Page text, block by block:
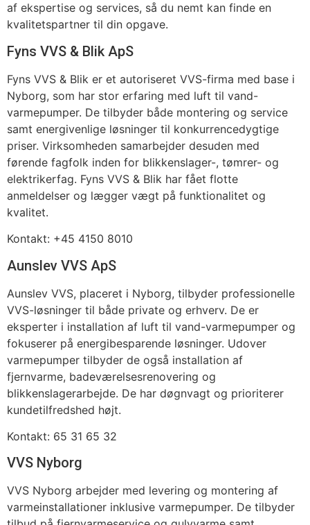
af ekspertise og services, så du nemt kan finde en
kvalitetspartner til din opgave.
Fyns VVS & Blik ApS
Fyns VVS & Blik er et autoriseret VVS-firma med base i
Nyborg, som har stor erfaring med luft til vand-
varmepumper. De tilbyder både montering og service
samt energivenlige løsninger til konkurrencedygtige
priser. Virksomheden samarbejder desuden med
førende fagfolk inden for blikkenslager-, tømrer- og
elektrikerfag. Fyns VVS & Blik har fået flotte
anmeldelser og lægger vægt på funktionalitet og
kvalitet.
Kontakt: +45 4150 8010
Aunslev VVS ApS
Aunslev VVS, placeret i Nyborg, tilbyder professionelle
VVS-løsninger til både private og erhverv. De er
eksperter i installation af luft til vand-varmepumper og
fokuserer på energibesparende løsninger. Udover
varmepumper tilbyder de også installation af
fjernvarme, badeværelsesrenovering og
blikkenslagerarbejde. De har døgnvagt og prioriterer
kundetilfredshed højt.
Kontakt: 65 31 65 32
VVS Nyborg
VVS Nyborg arbejder med levering og montering af
varmeinstallationer inklusive varmepumper. De tilbyder